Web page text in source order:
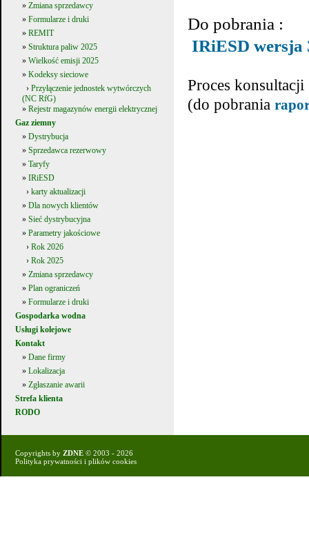
» Zmiana sprzedawcy
» Formularze i druki
» REMIT
» Struktura paliw 2025
» Wielkość emisji 2025
» Kodeksy sieciowe
› Przyłączenie jednostek wytwórczych
(NC RfG)
» Rejestr magazynów energii elektrycznej
Gaz ziemny
» Dystrybucja
» Sprzedawca rezerwowy
» Taryfy
» IRiESD
› karty aktualizacji
» Dla nowych klientów
» Sieć dystrybucyjna
» Parametry jakościowe
› Rok 2026
› Rok 2025
» Zmiana sprzedawcy
» Plan ograniczeń
» Formularze i druki
Gospodarka wodna
Usługi kolejowe
Kontakt
» Dane firmy
» Lokalizacja
» Zgłaszanie awarii
Strefa klienta
RODO
Do pobrania :
IRiESD wersja
Proces konsultacji
(do pobrania
Copyrights by ZDNE © 2003 - 2026
Polityka prywatności i plików cookies